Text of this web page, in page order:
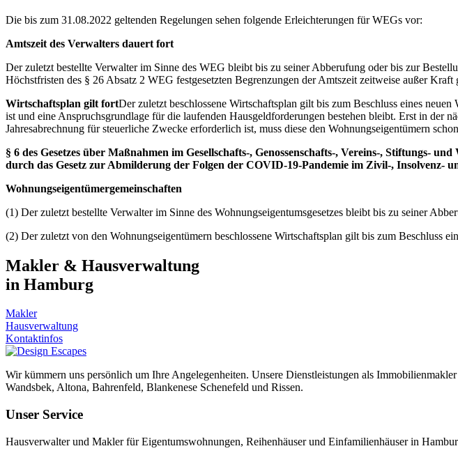
Die bis zum 31.08.2022 geltenden Regelungen sehen folgende Erleichterungen für WEGs vor:
Amtszeit des Verwalters dauert fort
Der zuletzt bestellte Verwalter im Sinne des WEG bleibt bis zu seiner Abberufung oder bis zur
Höchstfristen des § 26 Absatz 2 WEG festgesetzten Begrenzungen der Amtszeit zeitweise außer
Wirtschaftsplan gilt fortDer zuletzt beschlossene Wirtschaftsplan gilt bis zum Beschluss eines
ist und eine Anspruchsgrundlage für die laufenden Hausgeldforderungen bestehen bleibt. Erst in der
Jahresabrechnung für steuerliche Zwecke erforderlich ist, muss diese den Wohnungseigentümern
§ 6 des Gesetzes über Maßnahmen im Gesellschafts-, Genossenschafts-, Vereins-, Stiftungs-
durch das Gesetz zur Abmilderung der Folgen der COVID-19-Pandemie im Zivil-, Insolvenz-
Wohnungseigentümergemeinschaften
(1) Der zuletzt bestellte Verwalter im Sinne des Wohnungseigentumsgesetzes bleibt bis zu seiner
(2) Der zuletzt von den Wohnungseigentümern beschlossene Wirtschaftsplan gilt bis zum Beschluss
Makler & Hausverwaltung
in Hamburg
Makler
Hausverwaltung
Kontaktinfos
Wir kümmern uns persönlich um Ihre Angelegenheiten. Unsere Dienstleistungen als
Wandsbek, Altona, Bahrenfeld, Blankenese Schenefeld und Rissen.
Unser Service
Hausverwalter und Makler für Eigentumswohnungen, Reihenhäuser und Einfamilienhäuser in